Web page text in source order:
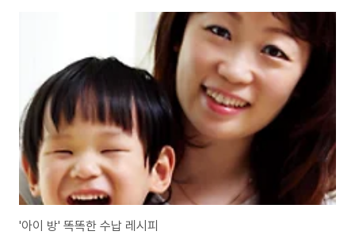
못한다면 심플한 도트나 스트라이프 같은 디자인이 무난하다. 동대문시장에서
직접 천을 떼서 제작할 경우엔 아이 방의 창문 사이즈를 잰 다음 디자인을 그리
거나 프린트한 뒤 원단시장에서 천을 구입하면 된다. 면은 1마당
4000~6000원, 제작비는 1폭당 5000원 선으로 잡으면 충분하다. 수입 원
단이나 길이가 길어질 경우에는 공..
'아이 방' 똑똑한 수납 레시피